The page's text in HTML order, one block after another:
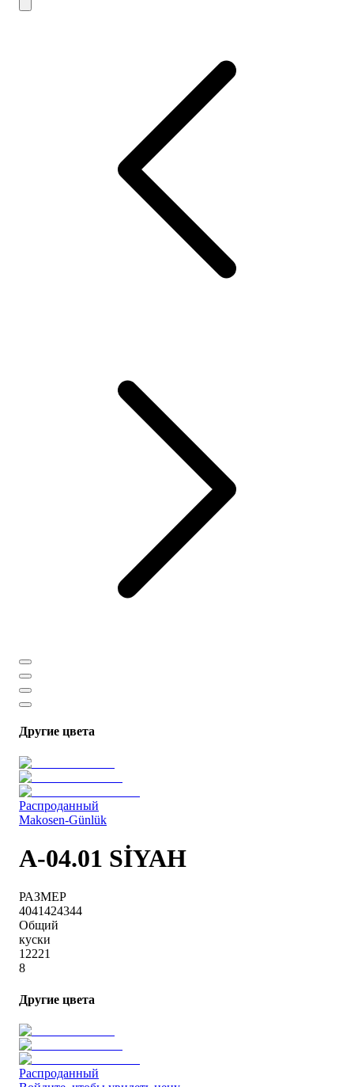
Другие цвета
Распроданный
Makosen-Günlük
A-04.01 SİYAH
РАЗМЕР
4041424344
Общий
куски
12221
8
Другие цвета
Распроданный